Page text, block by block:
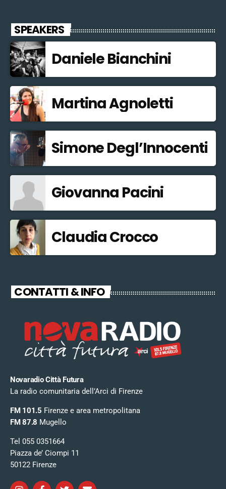
SPEAKERS
Daniele Bianchini
Martina Agnoletti
Simone Degl’Innocenti
Giovanna Pacini
Claudia Crocco
CONTATTI & INFO
Novaradio Città Futura
La radio comunitaria dell’Arci di Firenze
FM 101.5 Firenze e area metropolitana
FM 87.8 Mugello
Tel 055 0351664
Piazza de’ Ciompi 11
50122 Firenze